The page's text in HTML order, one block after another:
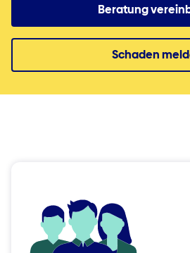
Beratung
Schaden